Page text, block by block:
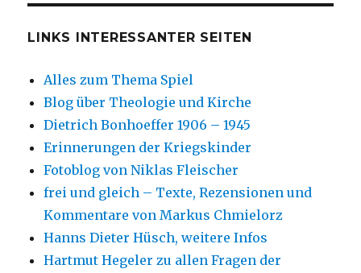
LINKS INTERESSANTER SEITEN
Alles zum Thema Spiel
Blog über Theologie und Kirche
Dietrich Bonhoeffer 1906 – 1945
Erinnerungen der Kriegskinder
Fotoblog von Niklas Fleischer
frei und gleich – Texte, Rezensionen und
Kommentare von Markus Chmielorz
Hanns Dieter Hüsch, weitere Infos
Hartmut Hegeler zu allen Fragen der